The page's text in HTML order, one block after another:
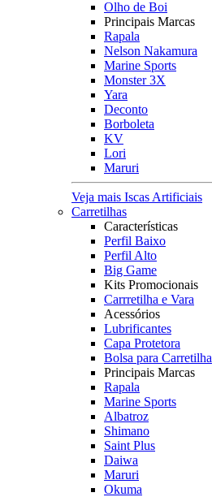
Olho de Boi
Principais Marcas
Rapala
Nelson Nakamura
Marine Sports
Monster 3X
Yara
Deconto
Borboleta
KV
Lori
Maruri
Veja mais Iscas Artificiais
Carretilhas
Características
Perfil Baixo
Perfil Alto
Big Game
Kits Promocionais
Carrretilha e Vara
Acessórios
Lubrificantes
Capa Protetora
Bolsa para Carretilha
Principais Marcas
Rapala
Marine Sports
Albatroz
Shimano
Saint Plus
Daiwa
Maruri
Okuma